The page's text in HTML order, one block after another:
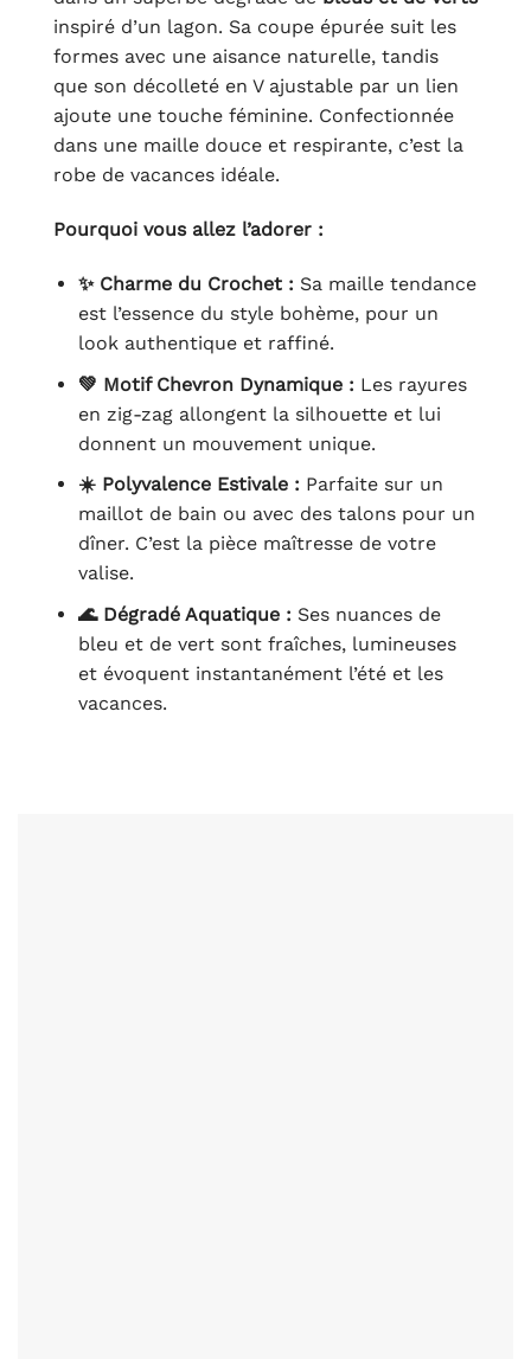
inspiré d’un lagon. Sa coupe épurée suit les
formes avec une aisance naturelle, tandis
que son décolleté en V ajustable par un lien
ajoute une touche féminine. Confectionnée
dans une maille douce et respirante, c’est la
robe de vacances idéale.
Pourquoi vous allez l’adorer :
✨ Charme du Crochet : Sa maille tendance
est l’essence du style bohème, pour un
look authentique et raffiné.
💚 Motif Chevron Dynamique : Les rayures
en zig-zag allongent la silhouette et lui
donnent un mouvement unique.
☀️ Polyvalence Estivale : Parfaite sur un
maillot de bain ou avec des talons pour un
dîner. C’est la pièce maîtresse de votre
valise.
🌊 Dégradé Aquatique : Ses nuances de
bleu et de vert sont fraîches, lumineuses
et évoquent instantanément l’été et les
vacances.